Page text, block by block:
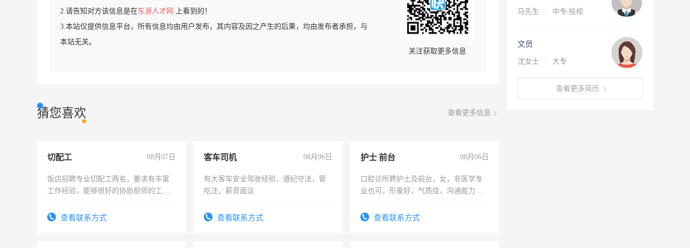
2.请告知对方该信息是在东源人才网
上看到的！
3.本站仅提供信息平台，所有信息均由用户发布，其内容及因之产生的后果，均由发布者承担，与
本站无关。
关注获取更多信息
猜您喜欢 查看更多信息
切配工 08月07日
饭店招聘专业切配工两名，要求有丰富
工作经验，能够很好的协助厨师的工
4500。查看联系方式
客车司机 08月06日
有大客车安全驾驶经验，遵纪守法，管
吃注，薪资面议
查看联系方式
护士 前台 08月06日
口腔诊所聘护士及前台，女，非医学专
业也可，形象好，气质佳，沟通能力
查看联系方式
马先生 · 中专/技校
文员
沈女士 · 大专
查看更多简历